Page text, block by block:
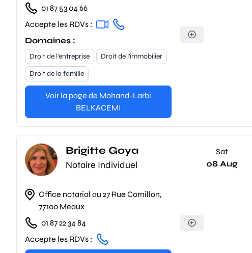
01 87 53 04 66
Accepte les RDVs :
Domaines :
Droit de l'entreprise
Droit de l'immobilier
Droit de la famille
Voir la page de Mohand-Larbi
BELKACEMI
Brigitte Goya
Notaire Individuel
Office notarial au 27 Rue Cornillon,
77100 Meaux
01 87 22 34 84
Accepte les RDVs :
Sat
08 Aug